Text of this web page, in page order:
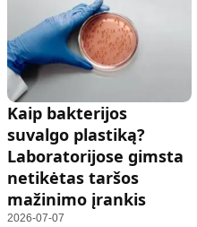
Kaip bakterijos
suvalgo plastiką?
Laboratorijose gimsta
netikėtas taršos
mažinimo įrankis
2026-07-07